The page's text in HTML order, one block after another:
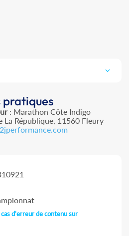
: Marathon Côte Indigo
La République, 11560 Fleury
d'erreur de contenu sur